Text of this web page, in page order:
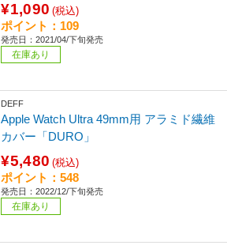
¥1,090 (税込)
ポイント：109
発売日：2021/04/下旬発売
在庫あり
DEFF
Apple Watch Ultra 49mm用 アラミド繊維
カバー「DURO」
¥5,480 (税込)
ポイント：548
発売日：2022/12/下旬発売
在庫あり